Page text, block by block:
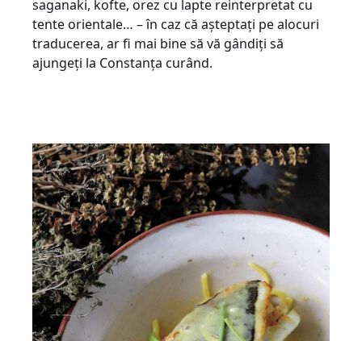
saganaki, kofte, orez cu lapte reinterpretat cu
tente orientale… – în caz că așteptați pe alocuri
traducerea, ar fi mai bine să vă gândiți să
ajungeți la Constanța curând.